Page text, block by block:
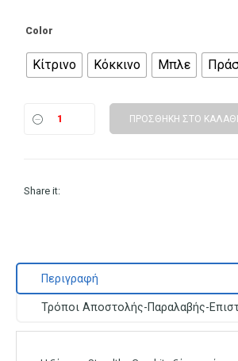
Color
Κίτρινο Κόκκινο Μπλε
ΠΡΟΣΘΉΚΗ ΣΤΟ ΚΑΛΆΘΙ
Share it:
Περιγραφή
Τρόποι Αποστολής-Παραλαβής-